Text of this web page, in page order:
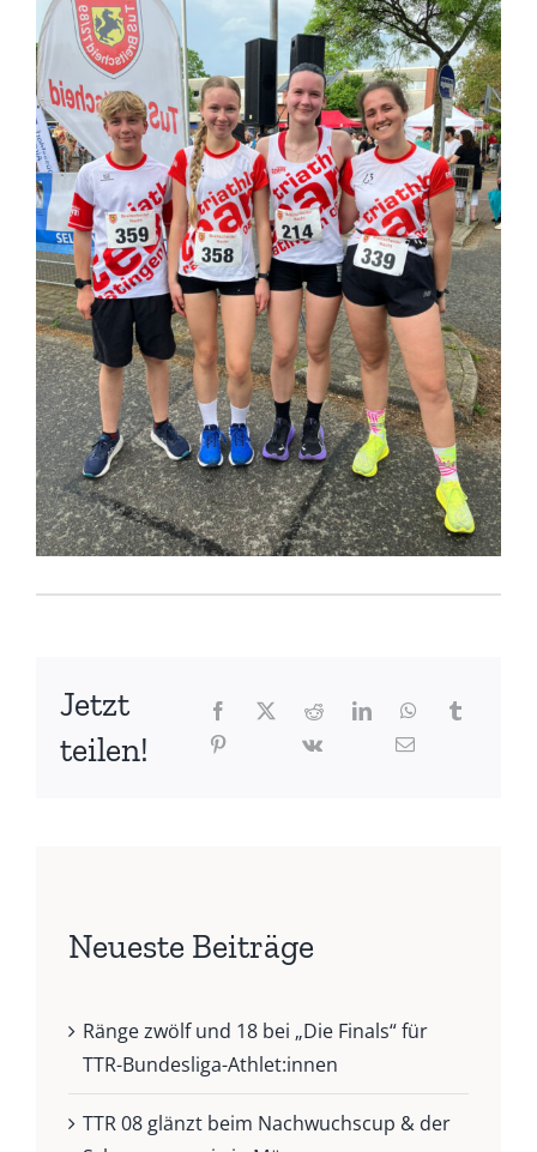
Jetzt
teilen!
Neueste Beiträge
Ränge zwölf und 18 bei „Die Finals“ für
TTR-Bundesliga-Athlet:innen
TTR 08 glänzt beim Nachwuchscup & der